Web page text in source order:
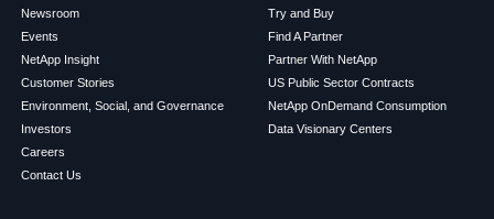
Newsroom
Events
NetApp Insight
Customer Stories
Environment, Social, and Governance
Investors
Careers
Contact Us
Try and Buy
Find A Partner
Partner With NetApp
US Public Sector Contracts
NetApp OnDemand Consumption
Data Visionary Centers